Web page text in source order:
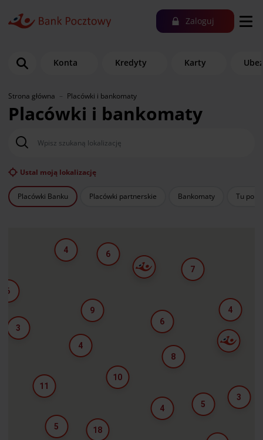
Zaloguj
Konta Kredyty Karty
Strona główna Placówki i bankomaty
Placówki i bankomaty
Szukaj miejscowości
Ustal moją lokalizację
Placówki Banku Placówki partnerskie Bankomaty Tu po
10
4
18
5
11
6
8
3
5
9
6
4
4
7
4
6
3